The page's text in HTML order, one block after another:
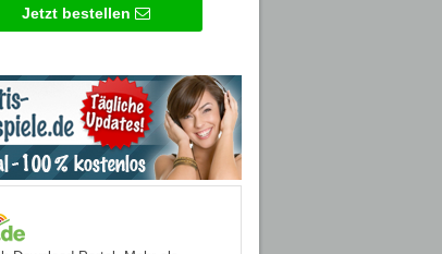
Jetzt bestellen